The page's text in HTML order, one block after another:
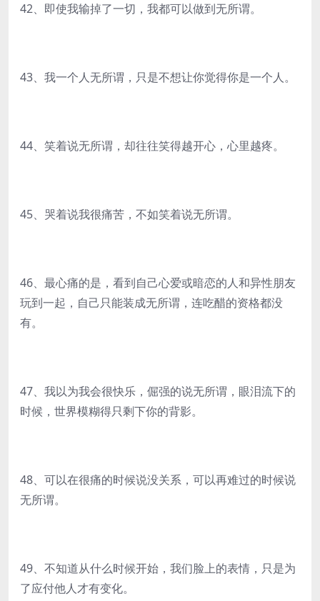
42、即使我输掉了一切，我都可以做到无所谓。
43、我一个人无所谓，只是不想让你觉得你是一个人。
44、笑着说无所谓，却往往笑得越开心，心里越疼。
45、哭着说我很痛苦，不如笑着说无所谓。
46、最心痛的是，看到自己心爱或暗恋的人和异性朋友
玩到一起，自己只能装成无所谓，连吃醋的资格都没
有。
47、我以为我会很快乐，倔强的说无所谓，眼泪流下的
时候，世界模糊得只剩下你的背影。
48、可以在很痛的时候说没关系，可以再难过的时候说
无所谓。
49、不知道从什么时候开始，我们脸上的表情，只是为
了应付他人才有变化。